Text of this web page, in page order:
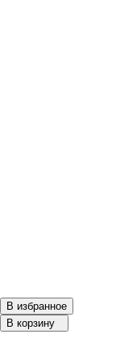
В избранное
В корзину